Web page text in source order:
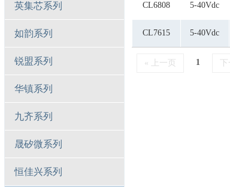
英集芯系列
如韵系列
锐盟系列
华镇系列
九齐系列
晟矽微系列
恒佳兴系列
CL6808 5-40Vdc
CL7615 5-40Vdc
« 上一页 1